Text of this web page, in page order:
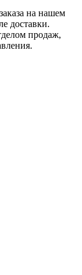
на нашем
доставки.
продаж,